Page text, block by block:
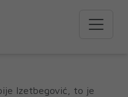
Izetbegović, to je